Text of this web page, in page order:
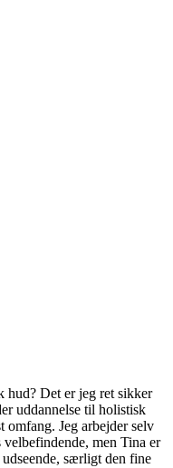
hud? Det er jeg ret sikker
uddannelse til holistisk
omfang. Jeg arbejder selv
men Tina er
særligt den fine